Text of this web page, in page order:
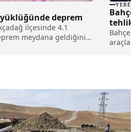
deprem
ilçesinde 4.1
meydana geldiğini
YEREL
cezası